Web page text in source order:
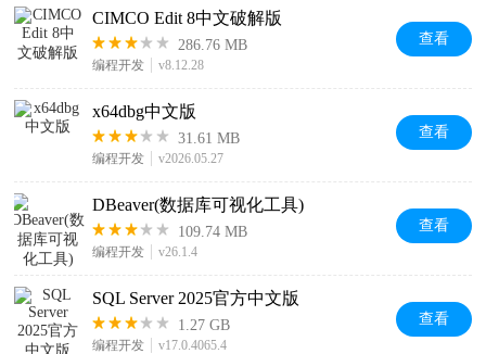
CIMCO Edit 8中文破解版
286.76 MB
编程开发 v8.12.28
查看
x64dbg中文版
31.61 MB
编程开发 v2026.05.27
查看
DBeaver(数据库可视化工具)
109.74 MB
编程开发 v26.1.4
查看
SQL Server 2025官方中文版
1.27 GB
编程开发 v17.0.4065.4
查看